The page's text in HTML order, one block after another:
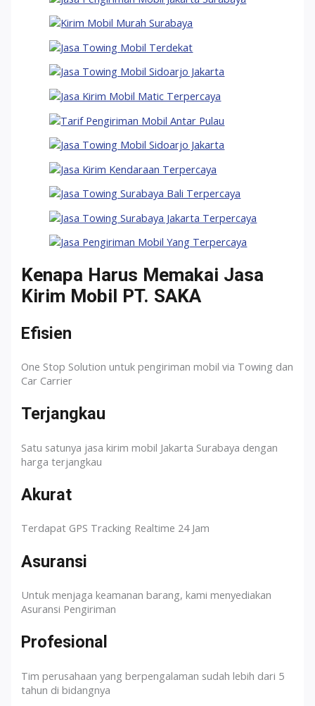
Kenapa Harus Memakai Jasa
Kirim Mobil PT. SAKA
Efisien
One Stop Solution untuk pengiriman mobil via Towing dan
Car Carrier
Terjangkau
Satu satunya jasa kirim mobil Jakarta Surabaya dengan
harga terjangkau
Akurat
Terdapat GPS Tracking Realtime 24 Jam
Asuransi
Untuk menjaga keamanan barang, kami menyediakan
Asuransi Pengiriman
Profesional
Tim perusahaan yang berpengalaman sudah lebih dari 5
tahun di bidangnya